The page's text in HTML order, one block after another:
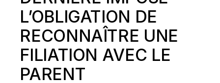
L’OBLIGATION DE
RECONNAÎTRE UNE
FILIATION AVEC LE
PARENT